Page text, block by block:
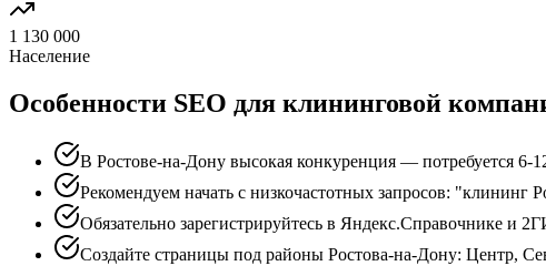
1 130 000
Население
Особенности SEO для клининговой
В Ростове-на-Дону высокая конкуренция — потребуется 6-
Рекомендуем начать с низкочастотных запросов:
Обязательно зарегистрируйтесь в Яндекс.Справочнике и
Создайте страницы под районы Ростова-на-Дону: Центр,